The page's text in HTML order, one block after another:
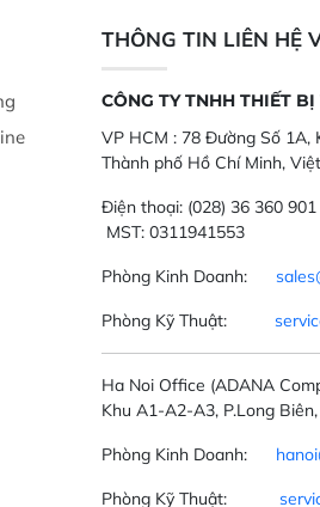
THÔNG TIN LIÊN HỆ
CÔNG TY TNHH THIẾT
VP HCM : 78 Đường Số 1A,
Thành phố Hồ Chí Minh,
Điện thoại: (028) 36 360
MST: 0311941553
Phòng Kinh Doanh:
Phòng Kỹ Thuật:
Ha Noi Office (ADANA
Khu A1-A2-A3, P.Long
Phòng Kinh Doanh:
Phòng Kỹ Thuật: